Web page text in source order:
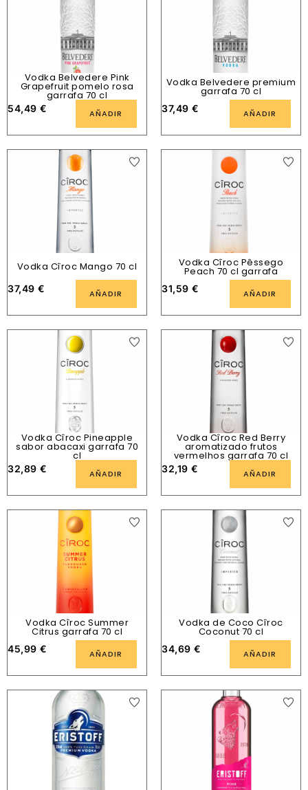
Vodka Belvedere Pink
Grapefruit pomelo rosa
garrafa 70 cl
54,49 € AÑADIR
Vodka Belvedere premium
garrafa 70 cl
37,49 € AÑADIR
Vodka Cîroc Mango 70 cl
37,49 € AÑADIR
Vodka Cîroc Pêssego
Peach 70 cl garrafa
31,59 € AÑADIR
Vodka Cîroc Pineapple
sabor abacaxi garrafa 70
cl
32,89 € AÑADIR
Vodka Cîroc Red Berry
aromatizado frutos
vermelhos garrafa 70 cl
32,19 € AÑADIR
Vodka Cîroc Summer
Citrus garrafa 70 cl
45,99 € AÑADIR
Vodka de Coco Cîroc
Coconut 70 cl
34,69 € AÑADIR